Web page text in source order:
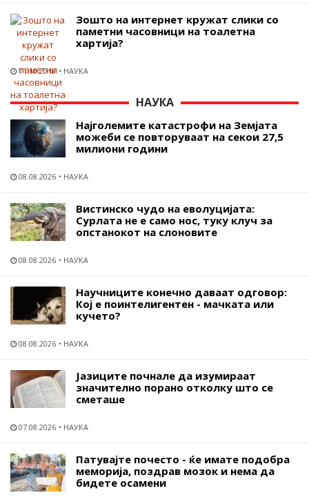
Зошто на интернет кружат слики со
паметни часовници на тоалетна
хартија?
11.10.2018 НАУКА
НАУКА
Најголемите катастрофи на Земјата
можеби се повторуваат на секои 27,5
милиони години
08.08.2026 НАУКА
Вистинско чудо на еволуцијата:
Сурлата не е само нос, туку клуч за
опстанокот на слоновите
08.08.2026 НАУКА
Научниците конечно даваат одговор:
Кој е поинтелигентен - мачката или
кучето?
08.08.2026 НАУКА
Јазиците почнале да изумираат
значително порано отколку што се
сметаше
07.08.2026 НАУКА
Патувајте почесто - ќе имате подобра
меморија, поздрав мозок и нема да
бидете осамени